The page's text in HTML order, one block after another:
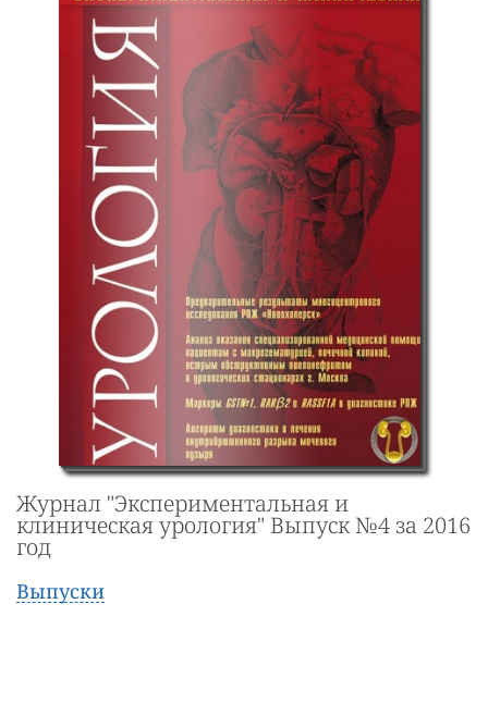
Журнал "Экспериментальная и
клиническая урология" Выпуск №4 за 2016
год
Выпуски